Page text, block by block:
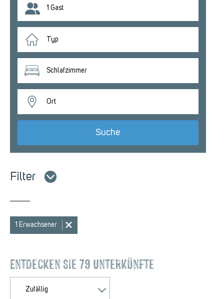
1 Gast
Typ
Schlafzimmer
Ort
Filter
Entdecken Sie 79 Unterkünfte
Zufällig
1 Erwachsener